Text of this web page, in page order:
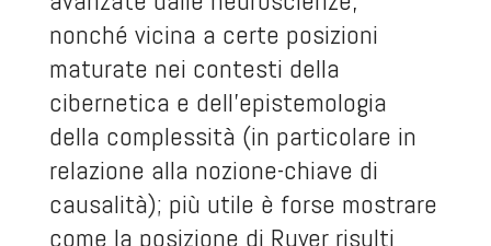
nonché vicina a certe posizioni
maturate nei contesti della
cibernetica e dell’epistemologia
della complessità (in particolare in
relazione alla nozione-chiave di
causalità); più utile è forse mostrare
come la posizione di Ruyer risulti